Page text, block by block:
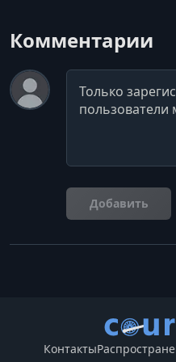
Комментарии
Комментарий
Добавить
Контакты